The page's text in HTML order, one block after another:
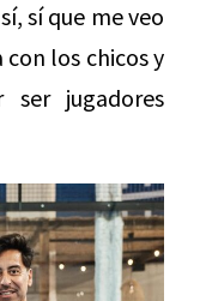
sí que me veo
los chicos y
ser jugadores